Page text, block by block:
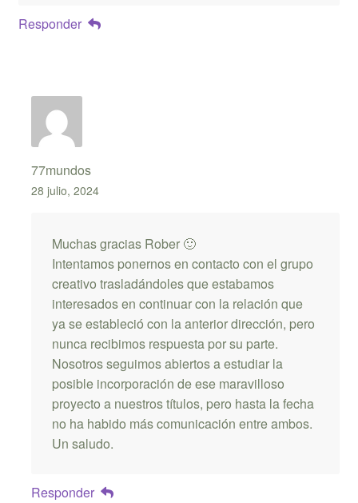
Responder
77mundos
28 julio, 2024
Muchas gracias Rober 🙂
Intentamos ponernos en contacto con el grupo
creativo trasladándoles que estabamos
interesados en continuar con la relación que
ya se estableció con la anterior dirección, pero
nunca recibimos respuesta por su parte.
Nosotros seguimos abiertos a estudiar la
posible incorporación de ese maravilloso
proyecto a nuestros títulos, pero hasta la fecha
no ha habido más comunicación entre ambos.
Un saludo.
Responder